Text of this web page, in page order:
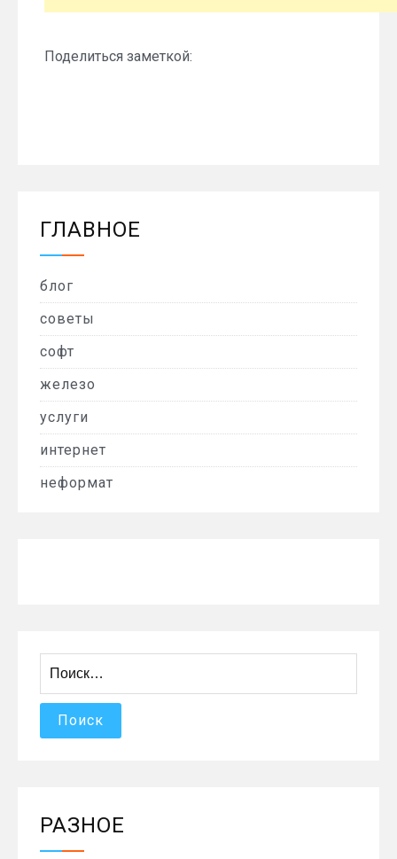
Поделиться заметкой:
ГЛАВНОЕ
блог
советы
софт
железо
услуги
интернет
неформат
РАЗНОЕ